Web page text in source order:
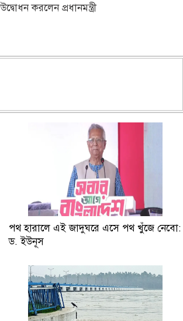
করলেন প্রধানমন্ত্রী
পথ হারালে এই জাদুঘরে এসে পথ খুঁজে নেবো:
ড. ইউনূস